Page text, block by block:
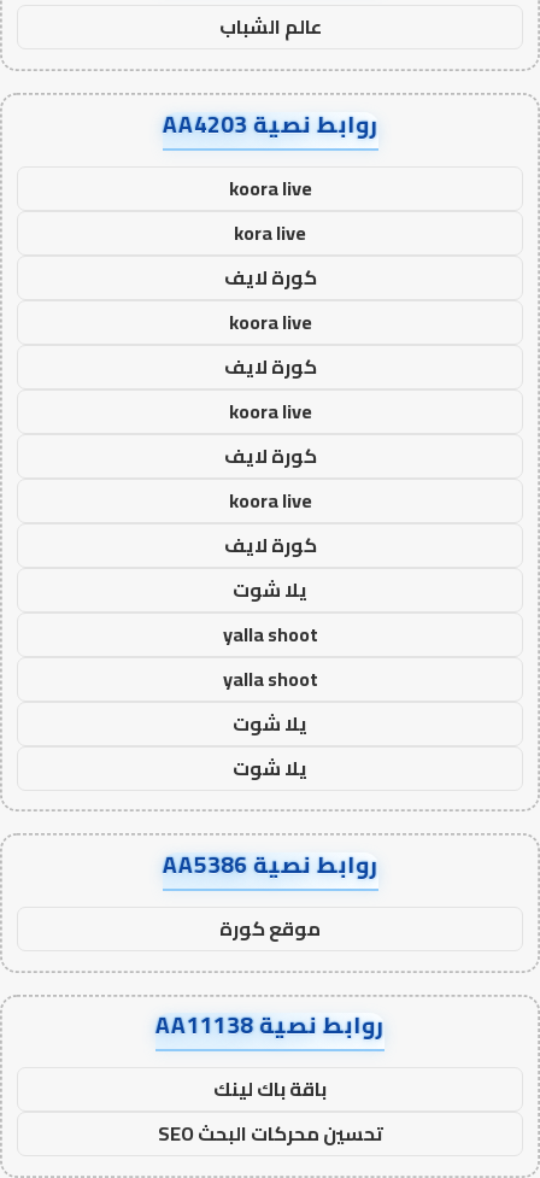
عالم الشباب
روابط نصية AA4203
koora live
kora live
كورة لايف
koora live
كورة لايف
koora live
كورة لايف
koora live
كورة لايف
يلا شوت
yalla shoot
yalla shoot
يلا شوت
يلا شوت
روابط نصية AA5386
موقع كورة
روابط نصية AA11138
باقة باك لينك
تحسين محركات البحث SEO